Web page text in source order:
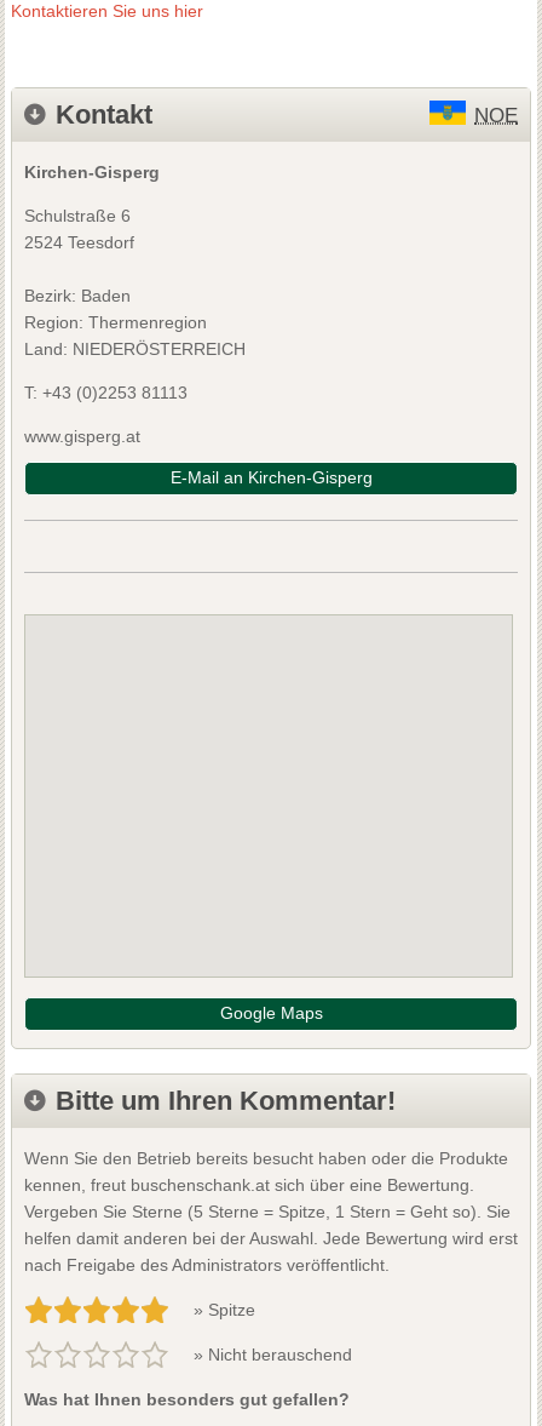
Kontaktieren Sie uns hier
Kontakt NOE
Kirchen-Gisperg
Schulstraße 6
2524 Teesdorf
Bezirk: Baden
Region: Thermenregion
Land: NIEDERÖSTERREICH
T: +43 (0)2253 81113
www.gisperg.at
E-Mail an Kirchen-Gisperg
Google Maps
Bitte um Ihren Kommentar!
Wenn Sie den Betrieb bereits besucht haben oder die Produkte
kennen, freut buschenschank.at sich über eine Bewertung.
Vergeben Sie Sterne (5 Sterne = Spitze, 1 Stern = Geht so). Sie
helfen damit anderen bei der Auswahl. Jede Bewertung wird erst
nach Freigabe des Administrators veröffentlicht.
» Spitze
» Nicht berauschend
Was hat Ihnen besonders gut gefallen?